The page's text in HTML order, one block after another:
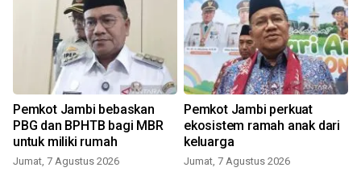
Pemkot Jambi bebaskan
PBG dan BPHTB bagi MBR
untuk miliki rumah
Jumat, 7 Agustus 2026
Pemkot Jambi perkuat
ekosistem ramah anak dari
keluarga
Jumat, 7 Agustus 2026